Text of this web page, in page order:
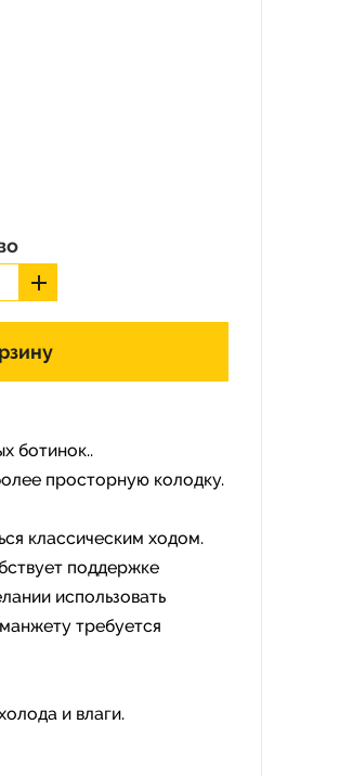
ботинок..
просторную колодку.
классическим ходом.
поддержке
использовать
требуется
и влаги.